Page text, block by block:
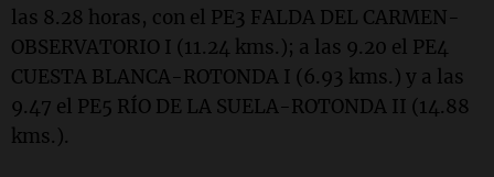
las 8.28 horas, con el PE3 FALDA DEL CARMEN-
OBSERVATORIO I (11.24 kms.); a las 9.20 el PE4
CUESTA BLANCA-ROTONDA I (6.93 kms.) y a las
9.47 el PE5 RÍO DE LA SUELA-ROTONDA II (14.88
kms.).